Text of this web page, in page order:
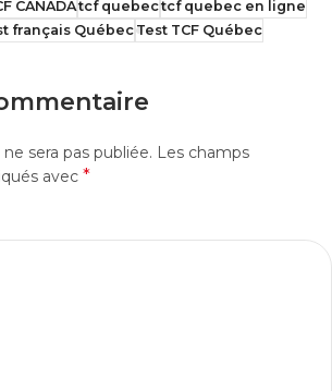
CANADAtcf quebectcf quebec en ligne
français QuébecTest TCF Québec
sera pas publiée. Les champs
avec *